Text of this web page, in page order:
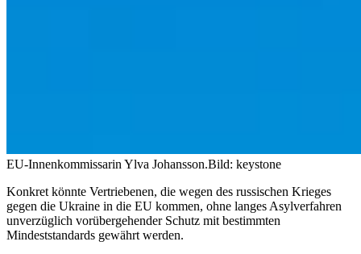
EU-Innenkommissarin Ylva Johansson.Bild: keystone
Konkret könnte Vertriebenen, die wegen des russischen Krieges
gegen die Ukraine in die EU kommen, ohne langes Asylverfahren
unverzüglich vorübergehender Schutz mit bestimmten
Mindeststandards gewährt werden.